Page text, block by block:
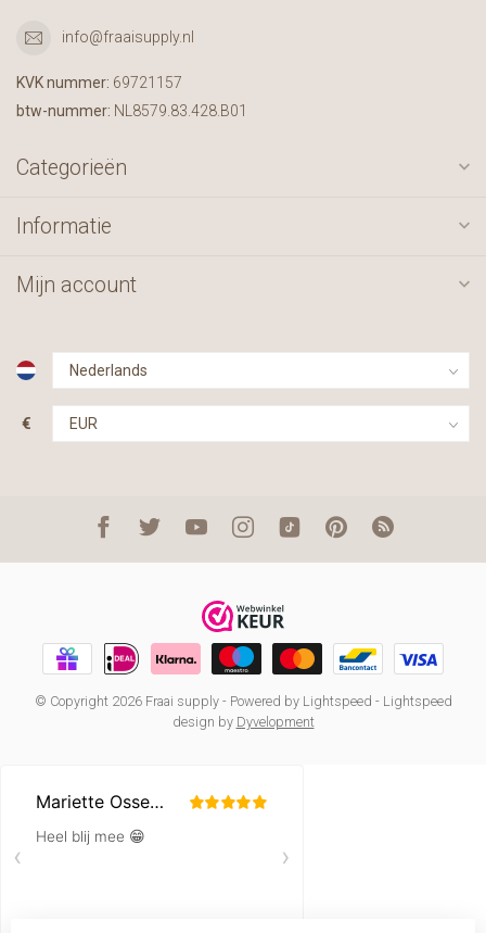
info@fraaisupply.nl
KVK nummer: 69721157
btw-nummer: NL8579.83.428.B01
Categorieën
Informatie
Mijn account
€
© Copyright 2026 Fraai supply- Powered by Lightspeed - Lightspeed
design by Dyvelopment